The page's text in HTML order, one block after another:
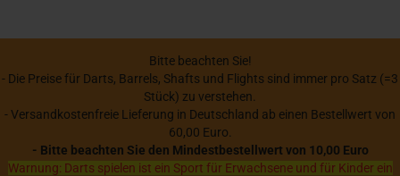
Bitte beachten Sie!
- Die Preise für Darts, Barrels, Shafts und Flights sind immer pro Satz (=3
Stück) zu verstehen.
- Versandkostenfreie Lieferung in Deutschland ab einen Bestellwert von
60,00 Euro.
- Bitte beachten Sie den Mindestbestellwert von 10,00 Euro
Warnung: Darts spielen ist ein Sport für Erwachsene und für Kinder ein